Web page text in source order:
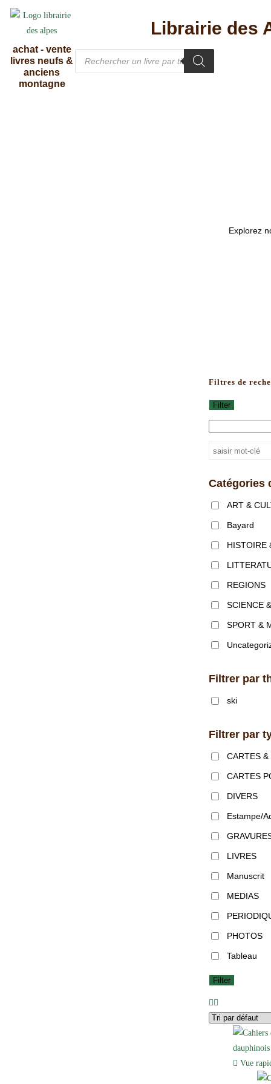
achat - vente
livres neufs &
anciens
montagne
Librairie des
Explorez
Filtres de
Filter
Catégories
ART &
Bayard
HISTOIRE
REGIONS
SCIENCE
SPORT &
Filtrer par
ski
Filtrer par
CARTES &
CARTES
DIVERS
Estampe/
LIVRES
Manuscrit
MEDIAS
PHOTOS
Tableau
Filter
Vue